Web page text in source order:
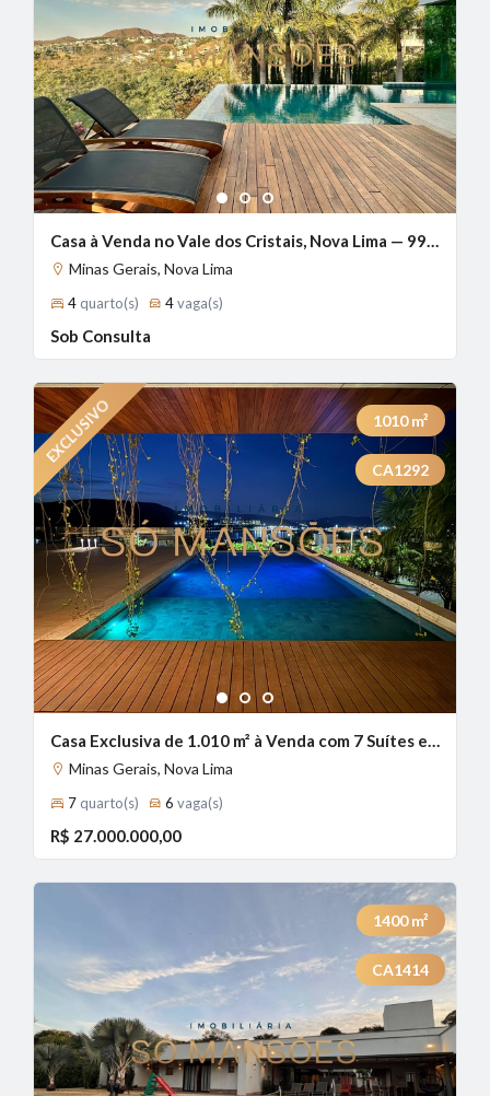
1 2 3
Casa à Venda no Vale dos Cristais, Nova Lima — 990m², 4 Suítes, Piscina Aquecida | Exclusividade Só Mansões
Minas Gerais, Nova Lima
4 quarto(s) 4vaga(s)
Sob Consulta
1 2 3
1010m²
CA1292
Casa Exclusiva de 1.010 m² à Venda com 7 Suítes e Vista Definitiva no Condomínio Alphaville - Lagoa dos Ingleses, Nova Lima - MG
Minas Gerais, Nova Lima
7 quarto(s) 6 vaga(s)
R$ 27.000.000,00
1400m²
CA1414